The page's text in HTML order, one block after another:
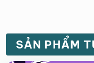
SẢN PHẨM